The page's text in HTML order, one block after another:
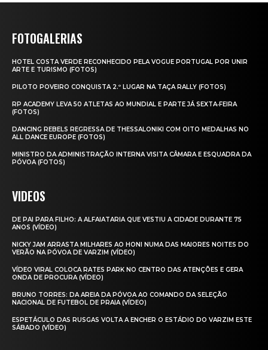
FOTOGALERIAS
HOTEL COSTA VERDE RECONHECIDO PELA VOGUE PORTUGAL POR UNIR
ARTE E TURISMO (FOTOS)
PILOTO POVEIRO CONQUISTA 2.º LUGAR NA TAÇA RALLY (FOTOS)
RP ACADEMY LEVA 50 ATLETAS AO MUNDIAL E PARTE JÁ SEXTA‑FEIRA
(FOTOS)
DANCING REBELS REGRESSA DE THESSALONIKI COM OITO MEDALHAS NO
ALL DANCE EUROPE (FOTOS)
MINISTRO DA ADMINISTRAÇÃO INTERNA VISITA CÂMARA E ESQUADRA DA
PÓVOA (FOTOS)
VIDEOS
DE PAI PARA FILHO: A ALFAIATARIA QUE VESTIU A CIDADE DURANTE 75
ANOS (VÍDEO)
NICKY JAM ARRASTA MILHARES AO HONI NUMA DAS MAIORES NOITES DO
VERÃO NA PÓVOA DE VARZIM (VÍDEO)
VÍDEO VIRAL COLOCA RATES PARK NO CENTRO DAS ATENÇÕES E GERA
ONDA DE PROCURA (VÍDEO)
BRUNO TORRES: DA AREIA DA PÓVOA AO COMANDO DA SELEÇÃO
NACIONAL DE FUTEBOL DE PRAIA (VÍDEO)
ESPETÁCULO DAS RUSGAS VOLTA A ENCHER O ESTÁDIO DO VARZIM ESTE
SÁBADO (VÍDEO)